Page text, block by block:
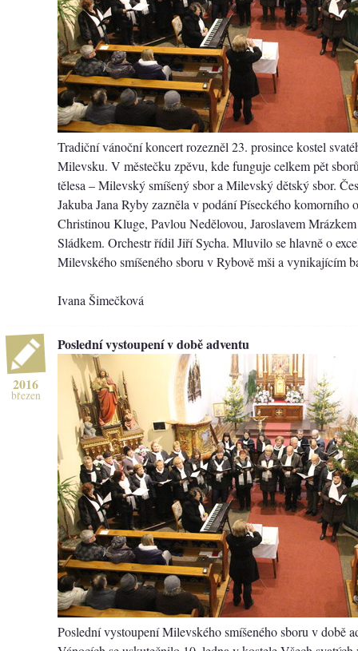
Tradiční vánoční koncert rozezněl 23. prosince kostel
Milevsku. V městečku zpěvu, kde funguje celkem pět
tělesa – Milevský smíšený sbor a Milevský dětský sbor.
Jakuba Jana Ryby zazněla v podání Píseckého komorního
Christinou Kluge, Pavlou Nedělovou, Jaroslavem
Sládkem. Orchestr řídil Jiří Sycha. Mluvilo se hlavně o
Milevského smíšeného sboru v Rybově mši a vynikajícím
Ivana Šimečková
2016
březen
Poslední vystoupení v době adventu
Poslední vystoupení Milevského smíšeného sboru v době